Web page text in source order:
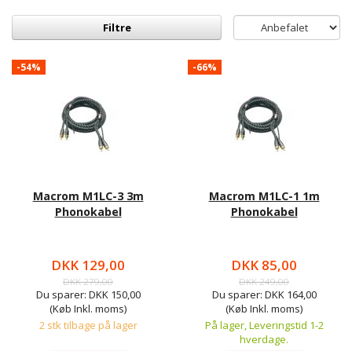
Filtre
-54%
Macrom M1LC-3 3m
Phonokabel
DKK 129,00
DKK 279,00
Du sparer: DKK 150,00
(Køb Inkl. moms)
2 stk tilbage på lager
-66%
Macrom M1LC-1 1m
Phonokabel
DKK 85,00
DKK 249,00
Du sparer: DKK 164,00
(Køb Inkl. moms)
På lager, Leveringstid 1-2
hverdage.